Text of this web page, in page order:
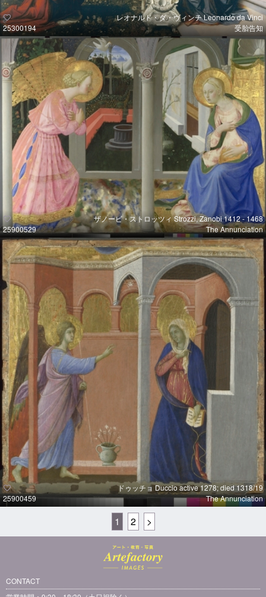
25300194
レオナルド・ダ・ヴィンチ Leonardo da Vinci
受胎告知
25900529
ザノービ・ストロッツィ Strozzi, Zanobi 1412 - 1468
The Annunciation
25900459
ドゥッチョ Duccio active 1278; died 1318/19
The Annunciation
1 2 >
CONTACT